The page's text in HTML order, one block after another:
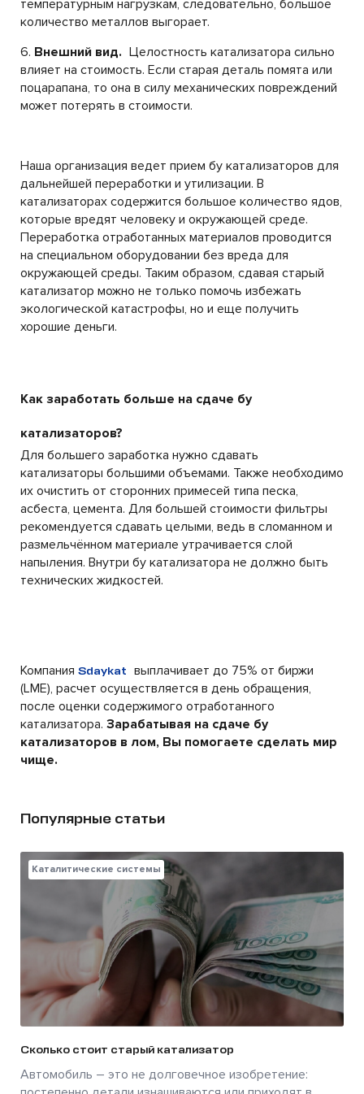
температурным нагрузкам, следовательно, большое
количество металлов выгорает.
6. Внешний вид. Целостность катализатора сильно
влияет на стоимость. Если старая деталь помята или
поцарапана, то она в силу механических повреждений
может потерять в стоимости.
Наша организация ведет прием бу катализаторов для
дальнейшей переработки и утилизации. В
катализаторах содержится большое количество ядов,
которые вредят человеку и окружающей среде.
Переработка отработанных материалов проводится
на специальном оборудовании без вреда для
окружающей среды. Таким образом, сдавая старый
катализатор можно не только помочь избежать
экологической катастрофы, но и еще получить
хорошие деньги.
Как заработать больше на сдаче бу
катализаторов?
Для большего заработка нужно сдавать
катализаторы большими объемами. Также необходимо
их очистить от сторонних примесей типа песка,
асбеста, цемента. Для большей стоимости фильтры
рекомендуется сдавать целыми, ведь в сломанном и
размельчённом материале утрачивается слой
напыления. Внутри бу катализатора не должно быть
технических жидкостей.
Компания Sdaykat выплачивает до 75% от биржи
(LME), расчет осуществляется в день обращения,
после оценки содержимого отработанного
катализатора. Зарабатывая на сдаче бу
катализаторов в лом, Вы помогаете сделать мир
чище.
Популярные статьи
Каталитические системы
Сколько стоит старый катализатор
Автомобиль – это не долговечное изобретение: